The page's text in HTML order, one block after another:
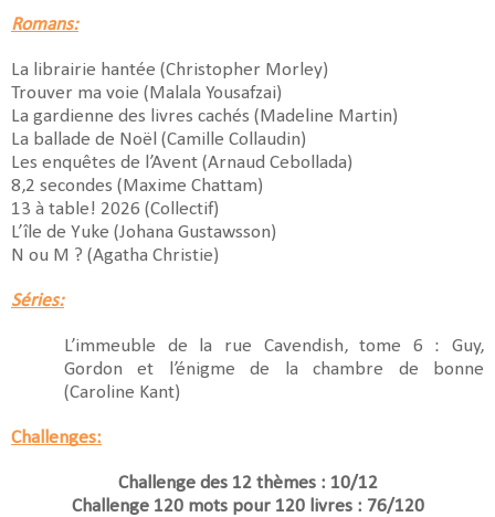
Romans:
La librairie hantée (Christopher Morley)
Trouver ma voie (Malala Yousafzai)
La gardienne des livres cachés (Madeline Martin)
La ballade de Noël (Camille Collaudin)
Les enquêtes de l’Avent (Arnaud Cebollada)
8,2 secondes (Maxime Chattam)
13 à table! 2026 (Collectif)
L’île de Yuke (Johana Gustawsson)
N ou M ? (Agatha Christie)
Séries:
L’immeuble de la rue Cavendish, tome 6 : Guy,
Gordon et l’énigme de la chambre de bonne
(Caroline Kant)
Challenges:
Challenge des 12 thèmes : 10/12
Challenge 120 mots pour 120 livres : 76/120